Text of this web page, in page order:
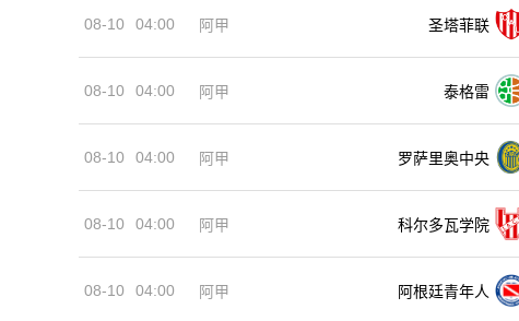
08-10 04:00 阿甲 圣塔菲联
08-10 04:00 阿甲 泰格雷
08-10 04:00 阿甲 罗萨里奥中央
08-10 04:00 阿甲 科尔多瓦学院
08-10 04:00 阿甲 阿根廷青年人